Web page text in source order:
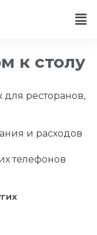
к столу
ресторанов,
и расходов
телефонов